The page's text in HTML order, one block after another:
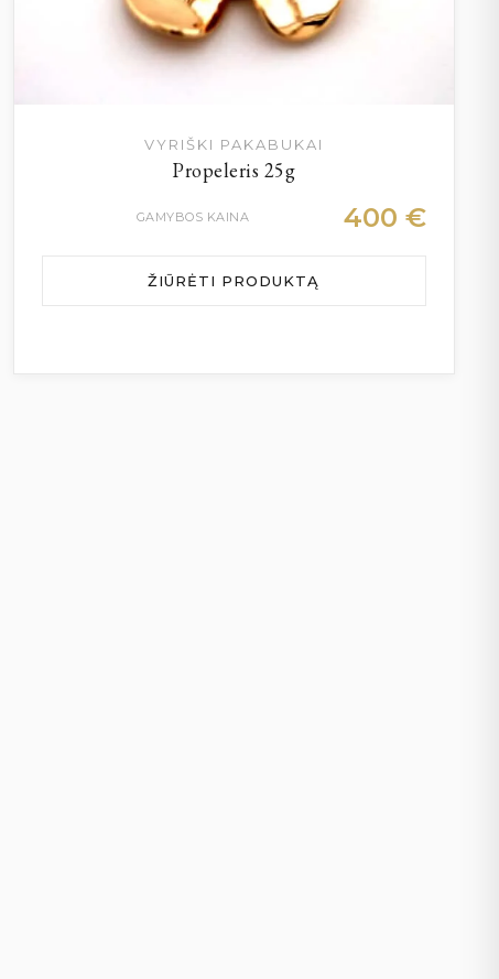
VYRIŠKI PAKABUKAI
Propeleris 25g
GAMYBOS KAINA 400 €
ŽIŪRĖTI PRODUKTĄ